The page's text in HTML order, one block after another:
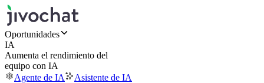
Oportunidades
IA
Aumenta el rendimiento del
equipo con IA
Agente de IA
Asistente de IA